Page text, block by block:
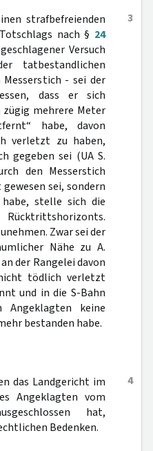
3
strafbefreienden
nach § 24
Versuch
tatbestandlichen
- sei der
dass er sich
mehrere Meter
habe, davon
verletzt zu haben,
gegeben sei (UA S.
den Messerstich
sei, sondern
stelle sich die
Zwar sei der
Nähe zu A.
der Rangelei davon
tödlich verletzt
und in die S-Bahn
Angeklagten keine
bestanden habe.
4
das Landgericht im
Angeklagten vom
hat,
Bedenken.